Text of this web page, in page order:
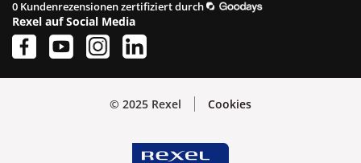
0 Kundenrezensionen zertifiziert durch
Rexel auf Social Media
© 2025 Rexel Cookies